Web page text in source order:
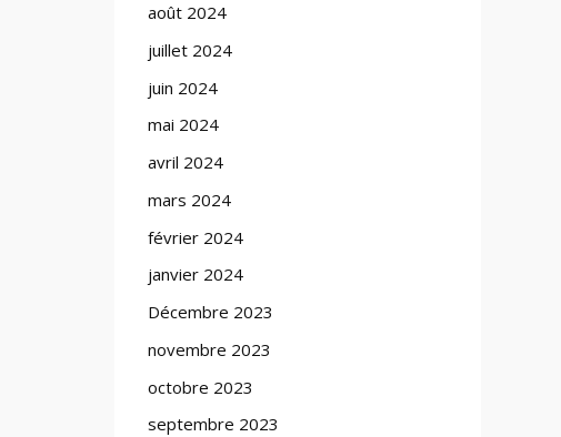
août 2024
juillet 2024
juin 2024
mai 2024
avril 2024
mars 2024
février 2024
janvier 2024
Décembre 2023
novembre 2023
octobre 2023
septembre 2023